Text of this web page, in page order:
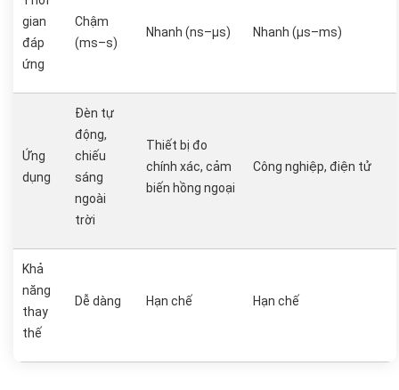
gian
đáp
ứng
Chậm
(ms–s)
Nhanh (ns–µs) Nhanh (µs–ms)
Ứng
dụng
Đèn tự
động,
chiếu
sáng
ngoài
trời
Thiết bị đo
chính xác, cảm
biến hồng ngoại
Công nghiệp, điện tử
Khả
năng
thay
thế
Dễ dàng Hạn chế Hạn chế